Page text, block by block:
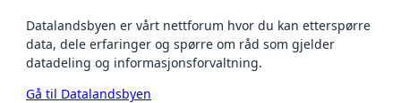
Datalandsbyen er vårt nettforum hvor du kan etterspørre
data, dele erfaringer og spørre om råd som gjelder
datadeling og informasjonsforvaltning.
Gå til Datalandsbyen